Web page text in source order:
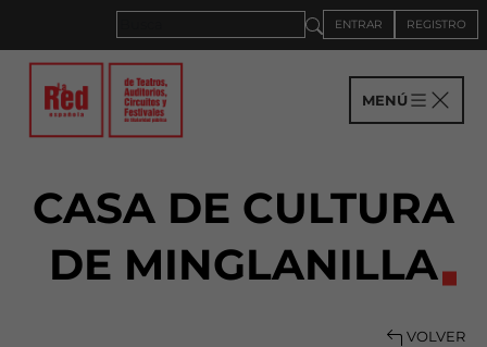
ENTRAR REGISTRO
MENÚ
CASA DE CULTURA
DE MINGLANILLA
VOLVER